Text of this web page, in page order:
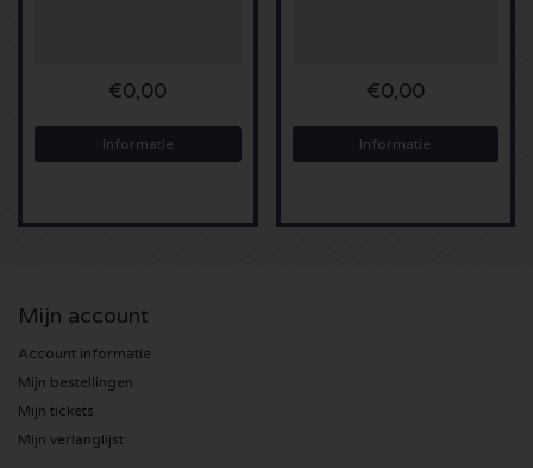
Danny Vera kaartjes
Ariana Grande kaartjes
John Mayer kaartjes
€0,00
Informatie
€0,00
Informatie
Mijn account
Account informatie
Mijn bestellingen
Mijn tickets
Mijn verlanglijst